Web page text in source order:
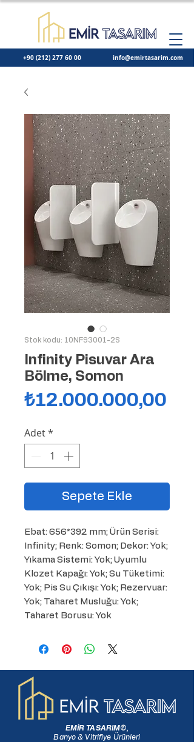
+90 (212) 277 60 00 info@emirtasarim.com
Stok kodu: 10NF93001-2S
Infinity Pisuvar Ara
Bölme, Somon
₺12.000.000,00
Adet*
Sepete Ekle
Ebat: 656*392 mm; Ürün Serisi:
Infinity; Renk: Somon; Dekor: Yok;
Yıkama Sistemi: Yok; Uyumlu
Klozet Kapağı: Yok; Su Tüketimi:
Yok; Pis Su Çıkışı: Yok; Rezervuar:
Yok; Taharet Musluğu: Yok;
Taharet Borusu: Yok
EMİR TASARIM®,
Banyo & Vitrifiye Ürünleri